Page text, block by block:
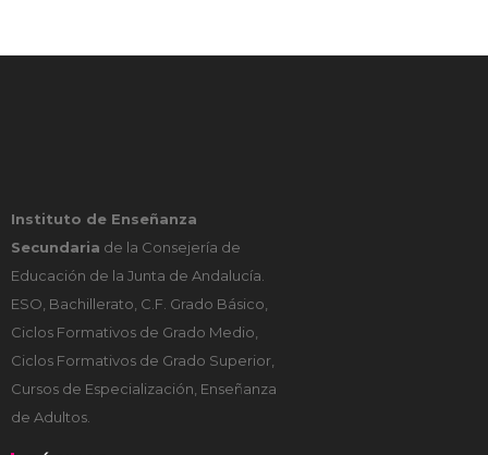
Instituto de Enseñanza
Secundaria de la Consejería de
Educación de la Junta de Andalucía.
ESO, Bachillerato, C.F. Grado Básico,
Ciclos Formativos de Grado Medio,
Ciclos Formativos de Grado Superior,
Cursos de Especialización, Enseñanza
de Adultos.